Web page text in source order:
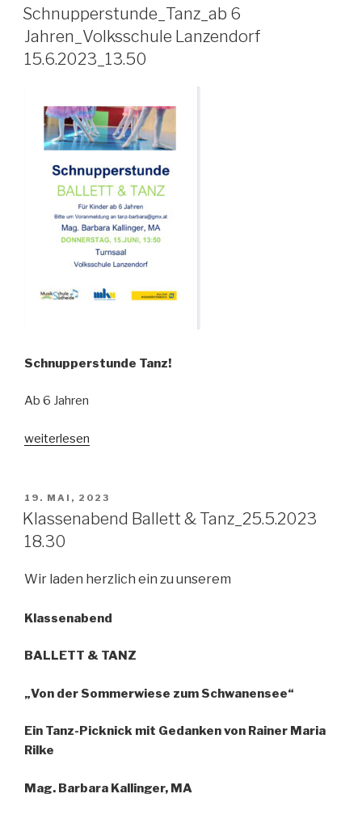
AM
Schnupperstunde_Tanz_ab 6
Jahren_Volksschule Lanzendorf
15.6.2023_13.50
Schnupperstunde Tanz!
Ab 6 Jahren
„Schnupperstunde_Tanz_ab
Lanzendorf
15.6.2023_13.50“
weiterlesen
VERÖFFENTLICHT
AM
19. MAI, 2023
Klassenabend Ballett & Tanz_25.5.2023
18.30
Wir laden herzlich ein zu unserem
Klassenabend
BALLETT & TANZ
„Von der Sommerwiese zum Schwanensee“
Ein Tanz-Picknick mit Gedanken von Rainer Maria
Rilke
Mag. Barbara Kallinger, MA